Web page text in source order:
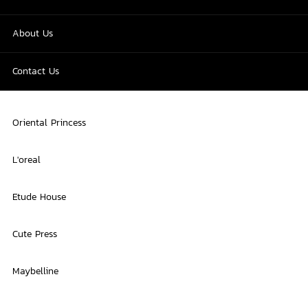
About Us
Contact Us
Oriental Princess
L'oreal
Etude House
Cute Press
Maybelline